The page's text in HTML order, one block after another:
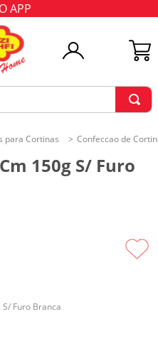
APP
para Cortinas Confeccao de
150g S/ Furo
Furo Branca